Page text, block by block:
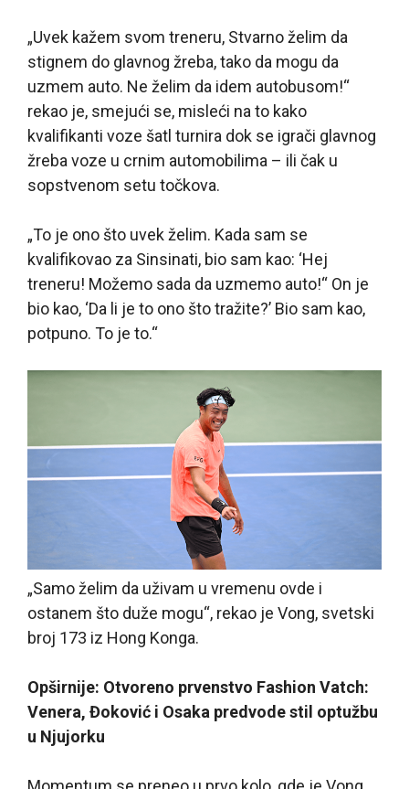
„Uvek kažem svom treneru, Stvarno želim da
stignem do glavnog žreba, tako da mogu da
uzmem auto. Ne želim da idem autobusom!“
rekao je, smejući se, misleći na to kako
kvalifikanti voze šatl turnira dok se igrači glavnog
žreba voze u crnim automobilima – ili čak u
sopstvenom setu točkova.
„To je ono što uvek želim. Kada sam se
kvalifikovao za Sinsinati, bio sam kao: ‘Hej
treneru! Možemo sada da uzmemo auto!“ On je
bio kao, ‘Da li je to ono što tražite?’ Bio sam kao,
potpuno. To je to.“
„Samo želim da uživam u vremenu ovde i
ostanem što duže mogu“, rekao je Vong, svetski
broj 173 iz Hong Konga.
Opširnije: Otvoreno prvenstvo Fashion Vatch:
Venera, Đoković i Osaka predvode stil optužbu
u Njujorku